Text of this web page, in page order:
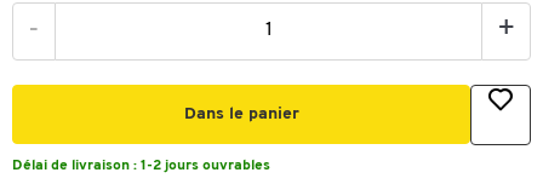
- +
Dans le panier
Délai de livraison : 1-2 jours ouvrables